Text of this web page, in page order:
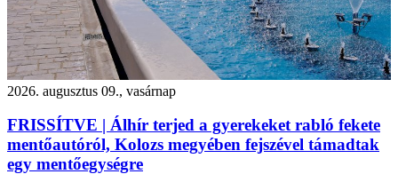
2026. augusztus 09., vasárnap
FRISSÍTVE | Álhír terjed a gyerekeket rabló fekete
mentőautóról, Kolozs megyében fejszével támadtak
egy mentőegységre